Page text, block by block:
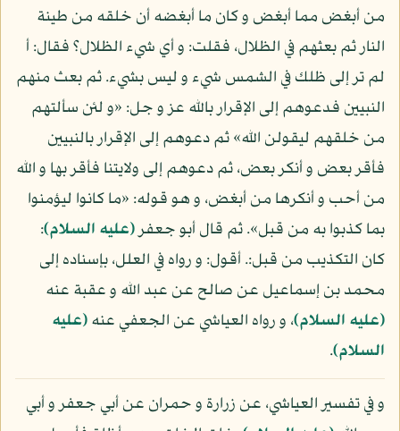
من أبغض مما أبغض و كان ما أبغضه أن خلقه من طينة
النار ثم بعثهم في الظلال، فقلت: و أي شيء الظلال؟ فقال: أ
لم تر إلى ظلك في الشمس شيء و ليس بشيء. ثم بعث منهم
النبيين فدعوهم إلى الإقرار بالله عز و جل: «و لئن سألتهم
من خلقهم ليقولن الله» ثم دعوهم إلى الإقرار بالنبيين
فأقر بعض و أنكر بعض، ثم دعوهم إلى ولايتنا فأقر بها و الله
من أحب و أنكرها من أبغض، و هو قوله: «ما كانوا ليؤمنوا
بما كذبوا به من قبل». ثم قال أبو جعفر(عليه السلام):
كان التكذيب من قبل:. أقول: و رواه في العلل، بإسناده إلى
محمد بن إسماعيل عن صالح عن عبد الله و عقبة عنه
(عليه السلام)، و رواه العياشي عن الجعفي عنه(عليه
السلام).
و في تفسير العياشي، عن زرارة و حمران عن أبي جعفر و أبي